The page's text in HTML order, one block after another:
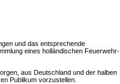
und das entsprechende
eines holländischen Feuerwehr-
aus Deutschland und der halben
Publikum vorzustellen.